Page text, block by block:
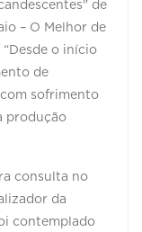
de
– O Melhor de
“Desde o início
de
sofrimento
produção
consulta no
da
contemplado